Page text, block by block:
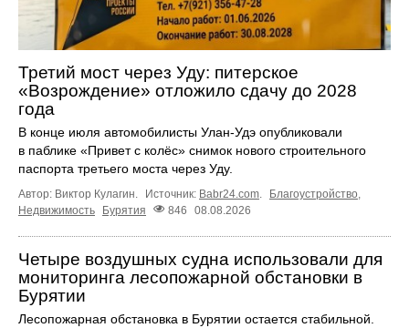
Третий мост через Уду: питерское
«Возрождение» отложило сдачу до 2028
года
В конце июля автомобилисты Улан-Удэ опубликовали
в паблике «Привет с колёс» снимок нового строительного
паспорта третьего моста через Уду.
Автор: Виктор Кулагин. Источник: Babr24.com. Благоустройство,
Недвижимость
Бурятия 846 08.08.2026
Четыре воздушных судна использовали для
мониторинга лесопожарной обстановки в
Бурятии
Лесопожарная обстановка в Бурятии остается стабильной.